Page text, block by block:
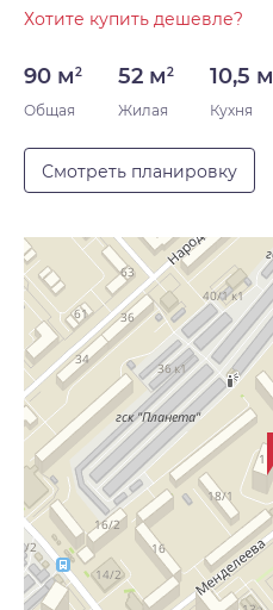
Хотите купить дешевле?
90 м2
Общая
52 м2
Жилая
10,5 м
Кухня
Смотреть планировку